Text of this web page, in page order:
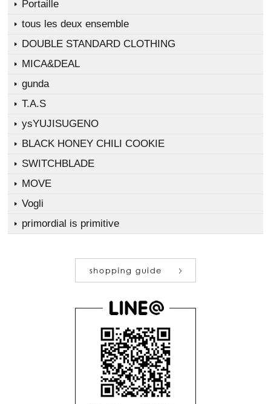
Portaille
tous les deux ensemble
DOUBLE STANDARD CLOTHING
MICA&DEAL
gunda
T.A.S
ysYUJISUGENO
BLACK HONEY CHILI COOKIE
SWITCHBLADE
MOVE
Vogli
primordial is primitive